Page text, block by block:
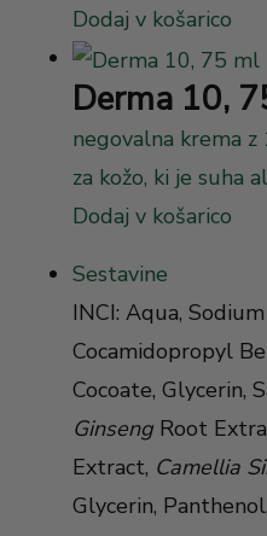
Dodaj v košarico
Derma 10,
negovalna krema
za kožo, ki je suha
Dodaj v košarico
Sestavine
INCI: Aqua,
Cocamidopropyl
Cocoate, Glycerin,
Ginseng Root
Extract, Camellia
Glycerin, Panthenol,